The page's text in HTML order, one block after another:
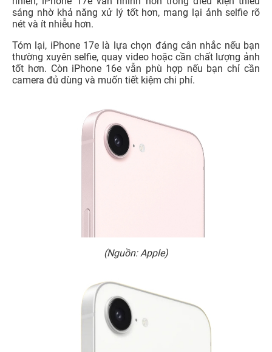
sáng nhờ khả năng xử lý tốt hơn, mang lại ảnh selfie rõ
nét và ít nhiễu hơn.
Tóm lại, iPhone 17e là lựa chọn đáng cân nhắc nếu bạn
thường xuyên selfie, quay video hoặc cần chất lượng ảnh
tốt hơn. Còn iPhone 16e vẫn phù hợp nếu bạn chỉ cần
camera đủ dùng và muốn tiết kiệm chi phí.
(Nguồn: Apple)